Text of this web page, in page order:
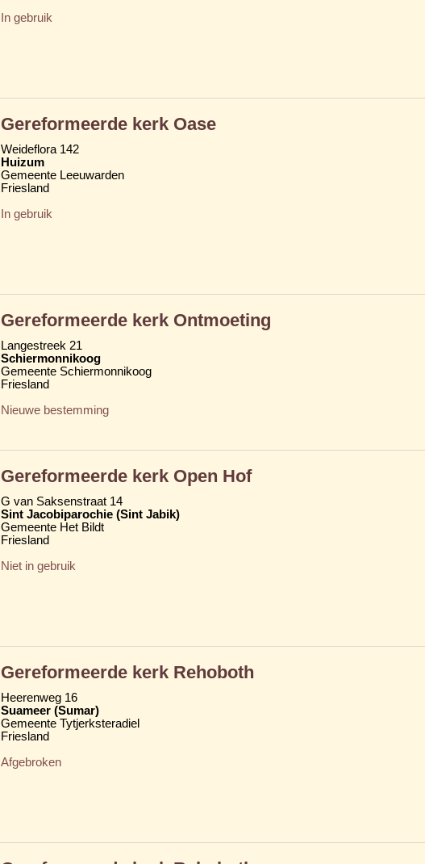
In gebruik
Gereformeerde kerk Oase
Weideflora 142
Huizum
Gemeente Leeuwarden
Friesland
In gebruik
Gereformeerde kerk Ontmoeting
Langestreek 21
Schiermonnikoog
Gemeente Schiermonnikoog
Friesland
Nieuwe bestemming
Gereformeerde kerk Open Hof
G van Saksenstraat 14
Sint Jacobiparochie (Sint Jabik)
Gemeente Het Bildt
Friesland
Niet in gebruik
Gereformeerde kerk Rehoboth
Heerenweg 16
Suameer (Sumar)
Gemeente Tytjerksteradiel
Friesland
Afgebroken